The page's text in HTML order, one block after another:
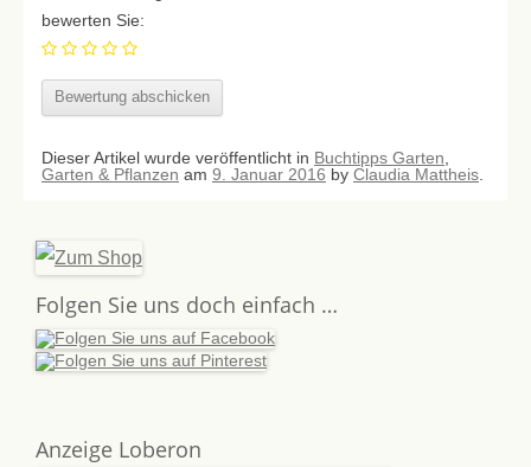
bewerten Sie:
Dieser Artikel wurde veröffentlicht in Buchtipps Garten
Garten & Pflanzen am 9. Januar 2016 by Claudia Mattheis
Folgen Sie uns doch einfach …
Anzeige Loberon